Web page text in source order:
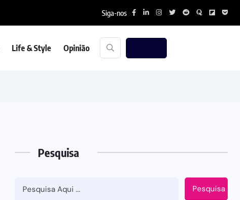
Siga-nos
Life & Style Opinião
Pesquisa
Pesquisa